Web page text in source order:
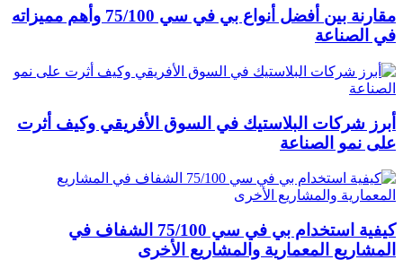
مقارنة بين أفضل أنواع بي في سي 75/100 وأهم مميزاته
في الصناعة
أبرز شركات البلاستيك في السوق الأفريقي وكيف أثرت
على نمو الصناعة
كيفية استخدام بي في سي 75/100 الشفاف في
المشاريع المعمارية والمشاريع الأخرى